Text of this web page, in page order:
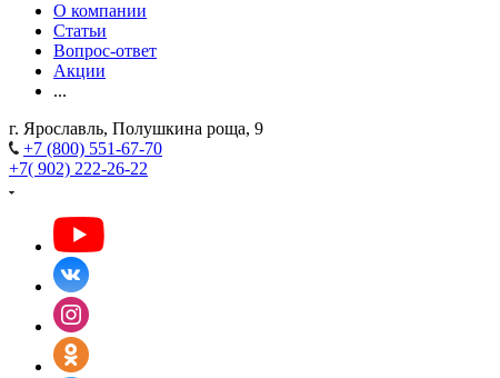
О компании
Статьи
Вопрос-ответ
Акции
...
г. Ярославль, Полушкина роща, 9
+7 (800) 551-67-70
+7( 902) 222-26-22